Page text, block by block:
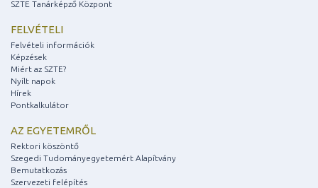
SZTE Tanárképző Központ
FELVÉTELI
Felvételi információk
Képzések
Miért az SZTE?
Nyílt napok
Hírek
Pontkalkulátor
AZ EGYETEMRŐL
Rektori köszöntő
Szegedi Tudományegyetemért Alapítvány
Bemutatkozás
Szervezeti felépítés